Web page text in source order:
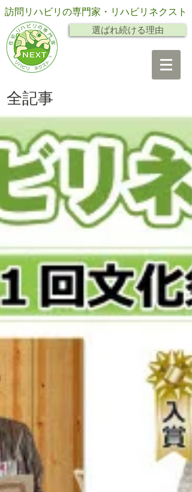
選ばれ続ける理由
訪問リハビリの専門家・リハビリネクスト
全記事